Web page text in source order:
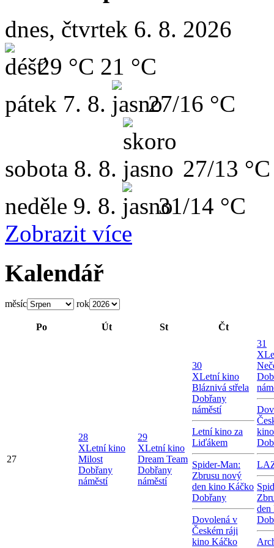
dnes, čtvrtek 6. 8. 2026
29 °C 21 °C
pátek 7. 8. 27/16 °C
sobota 8. 8.
27/13 °C
neděle 9. 8.
31/14 °C
Zobrazit více
Kalendář
měsíc rok
Po Út St Čt
27
28
XLetní kino
Milost
Dobřany
náměstí
29
XLetní kino
Dream Team
Dobřany
náměstí
30
XLetní kino
Bláznivá střela
Dobřany
náměstí
Letní kino za
Liďákem
Spider-Man:
Zbrusu nový
den kino Káčko
Dobřany
Dovolená v
Českém ráji
kino Káčko
31
X
den